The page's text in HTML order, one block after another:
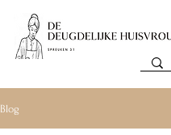
Blog